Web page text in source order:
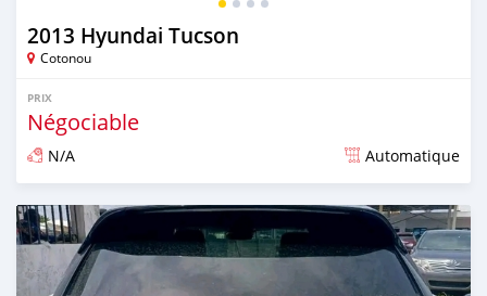
2013 Hyundai Tucson
Cotonou
PRIX
Négociable
N/A Automatique
Publié il y a plus de 4 ans